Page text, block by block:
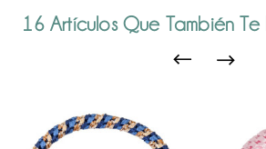
16 Artículos Que También Te